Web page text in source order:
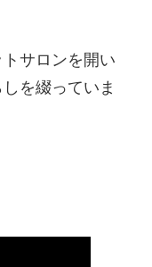
サロンを開い
を綴っていま